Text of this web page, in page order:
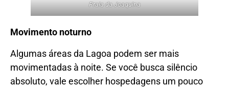
Praia da Joaquina
Movimento noturno
Algumas áreas da Lagoa podem ser mais
movimentadas à noite. Se você busca silêncio
absoluto, vale escolher hospedagens um pouco